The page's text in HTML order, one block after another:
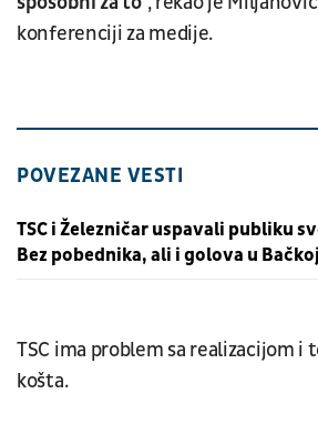
konferenciji za medije.
POVEZANE VESTI
TSC i Železničar uspavali publiku
Bez pobednika, ali i golova u
TSC ima problem sa realizacijom i
košta.